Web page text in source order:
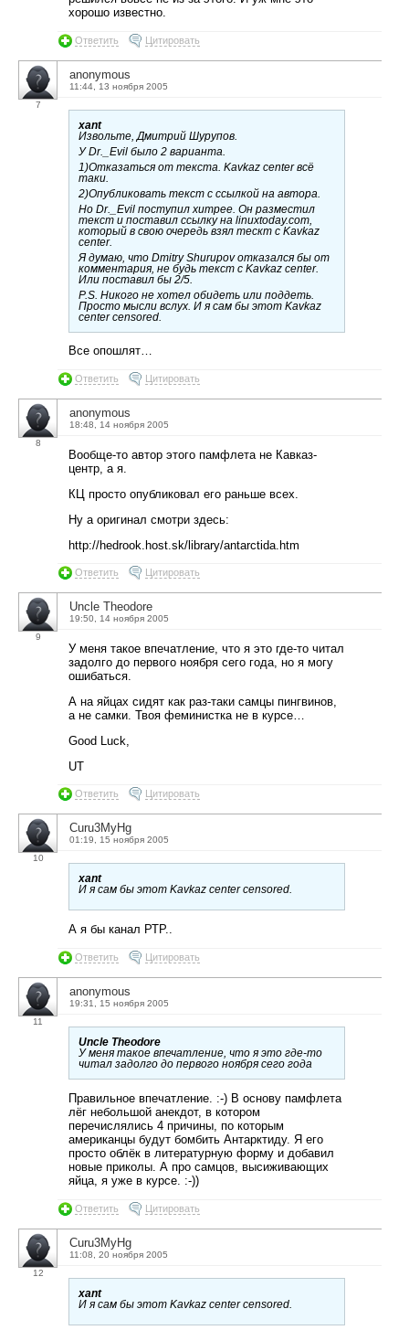
хорошо известно.
Ответить Цитировать
7
anonymous
11:44, 13 ноября 2005
xant
Извольте, Дмитрий Шурупов.
У Dr._Evil было 2 варианта.
1)Отказаться от текста. Kavkaz center всё
таки.
2)Опубликовать текст с ссылкой на автора.
Но Dr._Evil поступил хитрее. Он разместил
текст и поставил ссылку на linuxtoday.com,
который в свою очередь взял тескт с Kavkaz
center.
Я думаю, что Dmitry Shurupov отказался бы от
комментария, не будь текст с Kavkaz center.
Или поставил бы 2/5.
P.S. Никого не хотел обидеть или поддеть.
Просто мысли вслух. И я сам бы этот Kavkaz
center censored.
Все опошлят…
Ответить Цитировать
8
anonymous
18:48, 14 ноября 2005
Вообще-то автор этого памфлета не Кавказ-
центр, а я.
КЦ просто опубликовал его раньше всех.
Ну а оригинал смотри здесь:
http://hedrook.host.sk/library/antarctida.htm
Ответить Цитировать
9
Uncle Theodore
19:50, 14 ноября 2005
У меня такое впечатление, что я это где-то читал
задолго до первого ноября сего года, но я могу
ошибаться.
А на яйцах сидят как раз-таки самцы пингвинов,
а не самки. Твоя феминистка не в курсе…
Good Luck,
UT
Ответить Цитировать
10
Curu3MyHg
01:19, 15 ноября 2005
xant
И я сам бы этот Kavkaz center censored.
А я бы канал РТР..
Ответить Цитировать
11
anonymous
19:31, 15 ноября 2005
Uncle Theodore
У меня такое впечатление, что я это где-то
читал задолго до первого ноября сего года
Правильное впечатление. :-) В основу памфлета
лёг небольшой анекдот, в котором
перечислялись 4 причины, по которым
американцы будут бомбить Антарктиду. Я его
просто облёк в литературную форму и добавил
новые приколы. А про самцов, высиживающих
яйца, я уже в курсе. :-))
Ответить Цитировать
12
Curu3MyHg
11:08, 20 ноября 2005
xant
И я сам бы этот Kavkaz center censored.